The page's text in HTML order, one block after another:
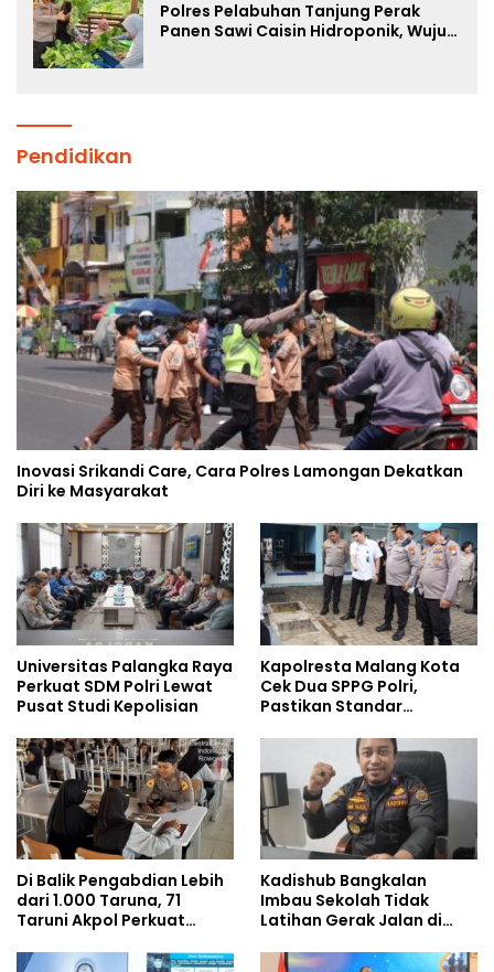
Polres Pelabuhan Tanjung Perak
Panen Sawi Caisin Hidroponik, Wujud
Pendidikan
Inovasi Srikandi Care, Cara Polres Lamongan Dekatkan
Diri ke Masyarakat
Universitas Palangka Raya
Perkuat SDM Polri Lewat
Pusat Studi Kepolisian
Kapolresta Malang Kota
Cek Dua SPPG Polri,
Pastikan Standar
Pengelolaan Limbah
Berjalan Optimal
Di Balik Pengabdian Lebih
dari 1.000 Taruna, 71
Taruni Akpol Perkuat
Siswa Sekolah Rakyat
Kadishub Bangkalan
Imbau Sekolah Tidak
Latihan Gerak Jalan di